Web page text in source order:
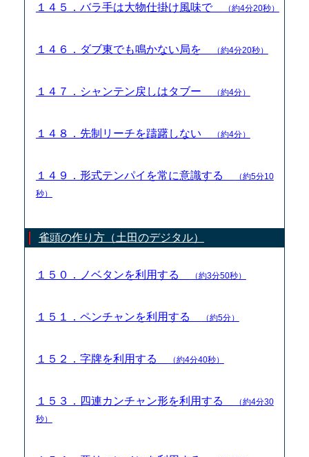
１４５．バラ手は大物仕掛け風味で （約4分20秒）
１４６．ダブ東でも鳴かない局を （約4分20秒）
１４７．シャンテン戻しはタブー （約4分）
１４８．先制リーチを躊躇しない （約4分）
１４９．形式テンパイを常に意識する
（約5分10
秒）
雀頭の作り方（土田のデジタル）
１５０．ノベタンを利用する （約3分50秒）
１５１．ペンチャンを利用する （約5分）
１５２．字牌を利用する （約4分40秒）
１５３．四連カンチャン形を利用する
（約4分30
秒）